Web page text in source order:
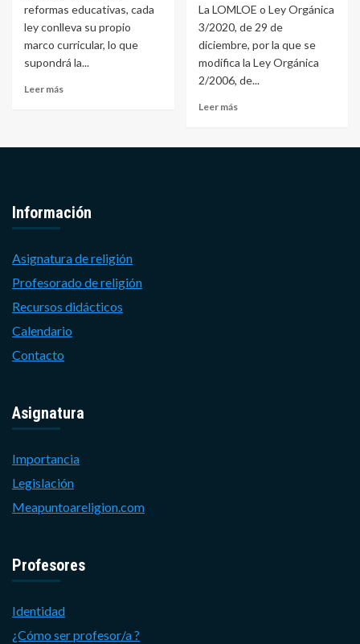
reformas educativas, cada
ley conlleva su propio
marco curricular, lo que
supondrá la...
Leer más
La LOMLOE o Ley Orgánica
3/2020, de 29 de
diciembre, por la que se
modifica la Ley Orgánica
2/2006, de...
Leer más
Información
Asignatura de religión
Profesorado de religión
Recursos didácticos
Calendario
Contacto
Asignatura
Importancia
Legislación
Meapuntoareligion.com
Profesores
Identidad
¿Cómo ser profesor/a ?